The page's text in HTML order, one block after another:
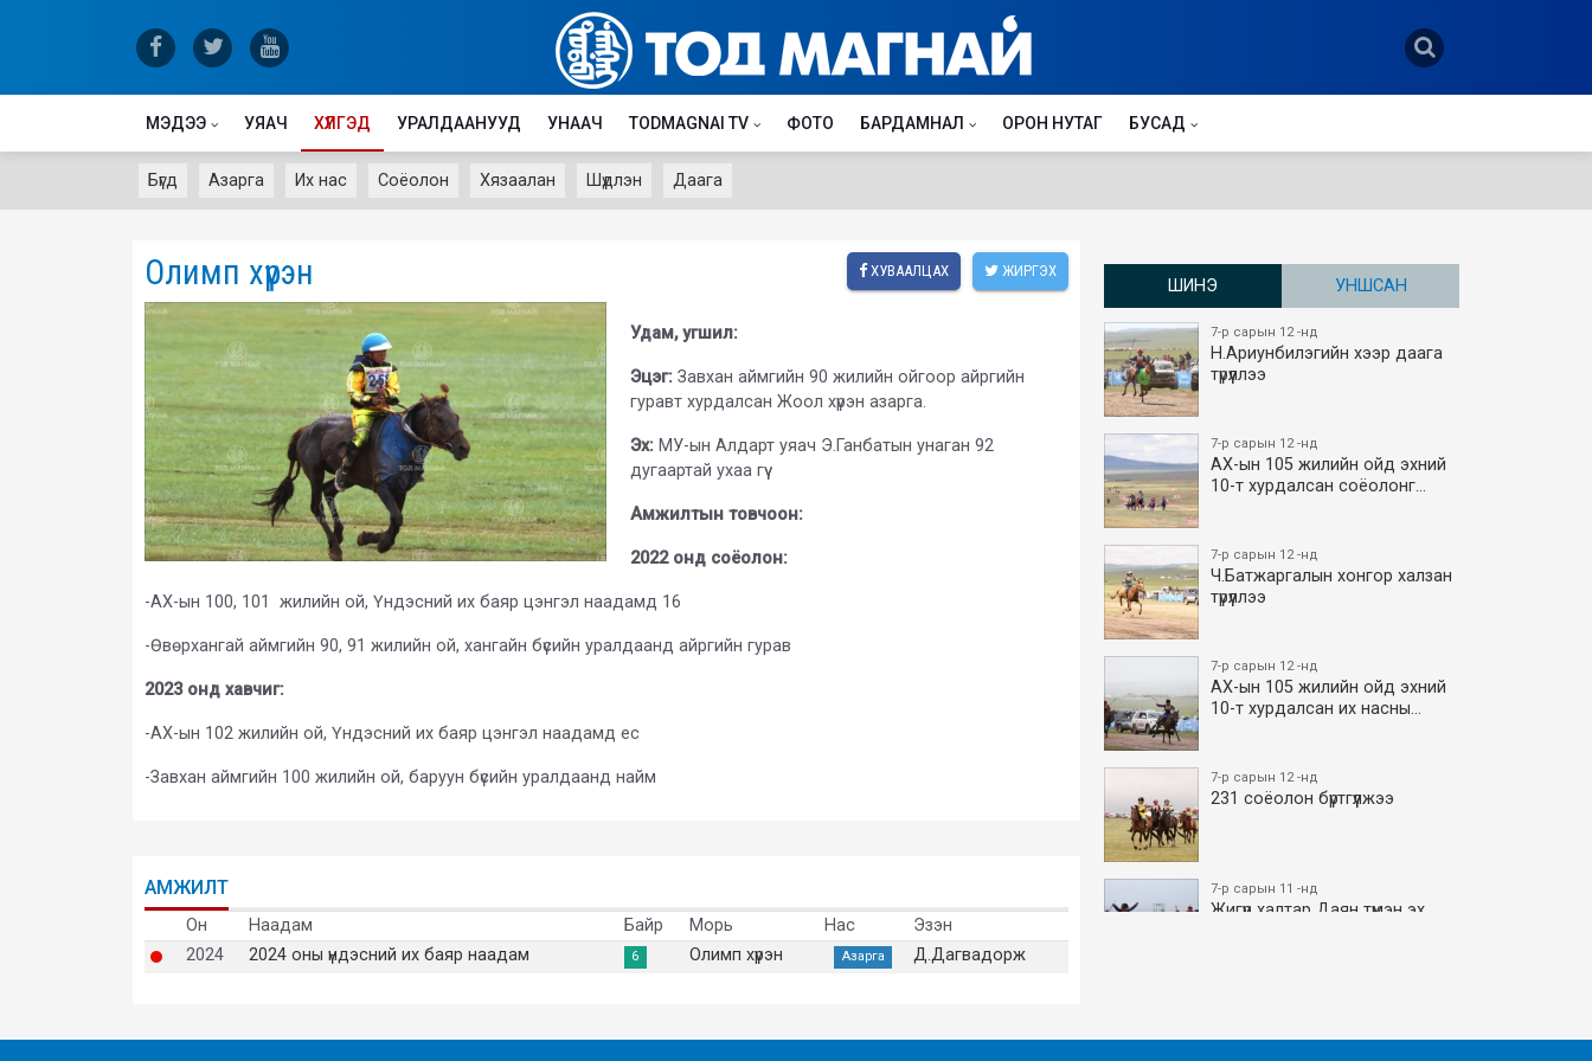
МЭДЭЭ УЯАЧ ХҮЛГЭД УРАЛДААНУУД УНААЧ TODMAGNAI TV ФОТО БАРДАМНАЛ ОРОН НУТАГ БУСАД
Бүгд Азарга Их нас Соёолон Хязаалан Шүдлэн Даага
Олимп хүрэн ХУВААЛЦАХ ЖИРГЭХ
Удам, угшил:
Эцэг: Завхан аймгийн 90 жилийн ойгоор айргийн
гуравт хурдалсан Жоол хүрэн азарга.
Эх: МУ-ын Алдарт уяач Э.Ганбатын унаган 92
дугаартай ухаа гүү
Амжилтын товчоон:
2022 онд соёолон:
-АХ-ын 100, 101 жилийн ой, Үндэсний их баяр цэнгэл наадамд 16
-Өвөрхангай аймгийн 90, 91 жилийн ой, хангайн бүсийн уралдаанд айргийн гурав
2023 онд хавчиг:
-АХ-ын 102 жилийн ой, Үндэсний их баяр цэнгэл наадамд ес
-Завхан аймгийн 100 жилийн ой, баруун бүсийн уралдаанд найм
АМЖИЛТ
Он Наадам Байр Морь Нас
Эзэн
2024
2024 оны үндэсний их баяр наадам 6 Олимп хүрэн Азарга Д.Дагвадорж
ШИНЭ УНШСАН
7-р сарын 12 -нд
Н.Ариунбилэгийн хээр даага
түрүүллээ
7-р сарын 12 -нд
АХ-ын 105 жилийн ойд эхний
10-т хурдалсан соёолонг…
7-р сарын 12 -нд
Ч.Батжаргалын хонгор халзан
түрүүллээ
7-р сарын 12 -нд
АХ-ын 105 жилийн ойд эхний
10-т хурдалсан их насны…
7-р сарын 12 -нд
231 соёолон бүртгүүлжээ
7-р сарын 11 -нд
Жигүүр халтар Даян түмэн эх
10-т хурдалсан азаргану…